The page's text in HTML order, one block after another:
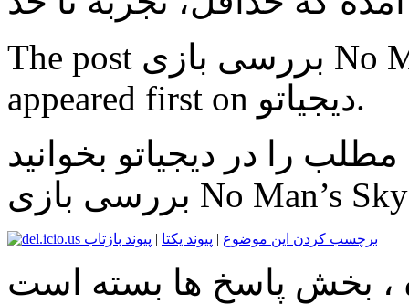
The post بررسی بازی No Man’s Sky؛ آسمانی پر از خالی
appeared first on دیجیاتو.
برچسب کردن این موضوع | پیوند یکتا | پیوند بازتاب